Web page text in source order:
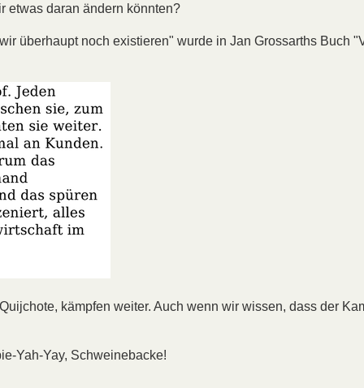
etwas daran ändern könnten?
überhaupt noch existieren" wurde in Jan Grossarths Buch
kämpfen weiter. Auch wenn wir wissen, dass der
Yah-Yay, Schweinebacke!